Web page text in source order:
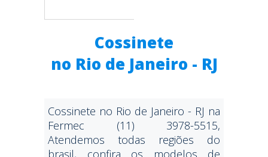
Cossinete
no Rio de Janeiro - RJ
Cossinete no Rio de Janeiro - RJ na
Fermec (11) 3978-5515,
Atendemos todas regiões do
brasil, confira os modelos de